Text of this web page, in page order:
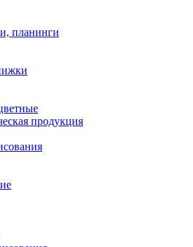
планинги
продукция